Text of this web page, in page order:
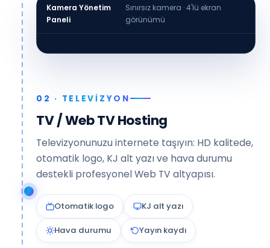
Kamera Yönetim
Paneli
Sınırsız kamera · 4'lü ekran
görünümü
02 · TELEVİZYON
TV / Web TV Hosting
Televizyonunuzu internete taşıyın: HD kalitede,
otomatik logo, KJ alt yazı ve hava durumu
destekli profesyonel Web TV altyapısı.
Otomatik logo KJ alt yazı
Hava durumu Yayın kaydı